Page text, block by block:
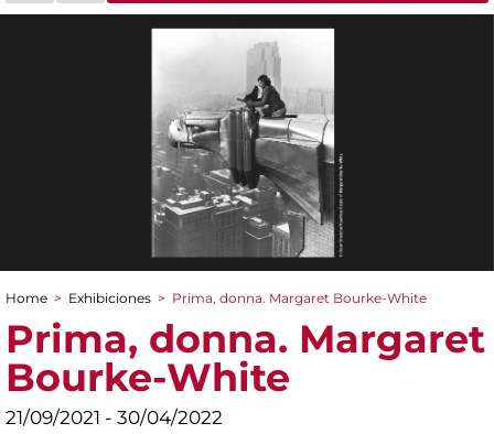
You are here
Home > Exhibiciones > Prima, donna. Margaret Bourke-White
Prima, donna. Margaret
Bourke-White
21/09/2021 - 30/04/2022